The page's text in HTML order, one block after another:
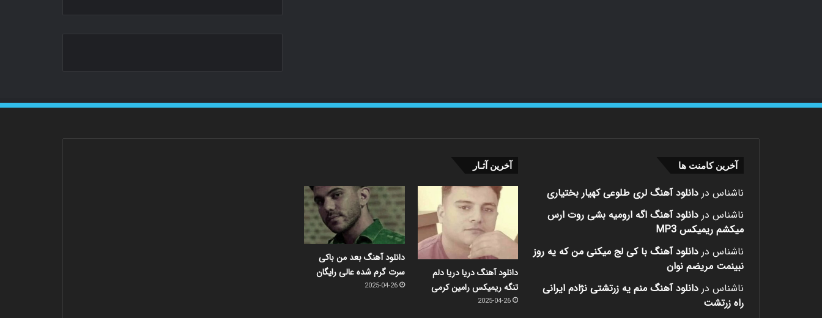
آخرین کامنت ها
ناشناس در دانلود آهنگ لری طلوعی کهیار بختیاری
ناشناس در دانلود آهنگ اگه ارومیه بشی روت ارس
میکشم ریمیکس MP3
ناشناس در دانلود آهنگ با کی لج میکنی من که یه روز
نبینمت مریضم نوان
ناشناس در دانلود آهنگ منم یه زرتشتی نژادم ایرانی
راه زرتشت
آخرین آثـار
دانلود آهنگ دریا دریا دلم
تنگه ریمیکس رامین کرمی
2025-04-26
دانلود آهنگ بعد من باکی
سرت گرم شده عالی رایگان
2025-04-26